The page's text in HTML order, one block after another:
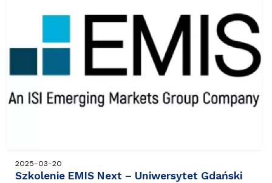
2025-03-20
Szkolenie EMIS Next – Uniwersytet Gdański